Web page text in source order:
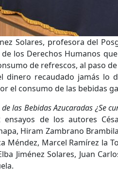
Solares, profesora del
los Derechos Humanos
de refrescos, al paso
dinero recaudado jamás lo
el consumo de las bebidas
las Bebidas Azucaradas ¿Se
de los autores
Hiram Zambrano
Méndez, Marcel Ramírez la
Jiménez Solares, Juan